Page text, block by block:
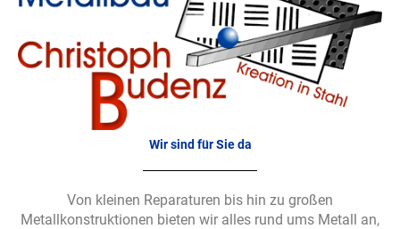
Wir sind für Sie da
Von kleinen Reparaturen bis hin zu großen
Metallkonstruktionen bieten wir alles rund ums Metall an,